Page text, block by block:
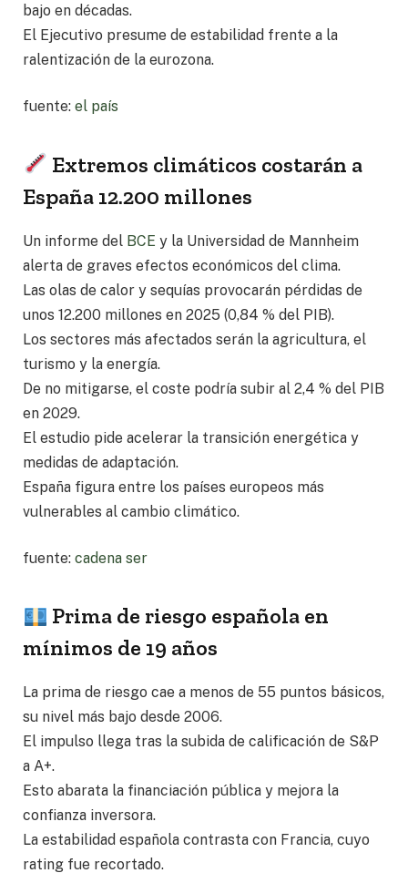
bajo en décadas.
El Ejecutivo presume de estabilidad frente a la
ralentización de la eurozona.
fuente: el país
Extremos climáticos costarán a
España 12.200 millones
Un informe del BCE y la Universidad de Mannheim
alerta de graves efectos económicos del clima.
Las olas de calor y sequías provocarán pérdidas de
unos 12.200 millones en 2025 (0,84 % del PIB).
Los sectores más afectados serán la agricultura, el
turismo y la energía.
De no mitigarse, el coste podría subir al 2,4 % del PIB
en 2029.
El estudio pide acelerar la transición energética y
medidas de adaptación.
España figura entre los países europeos más
vulnerables al cambio climático.
fuente: cadena ser
Prima de riesgo española en
mínimos de 19 años
La prima de riesgo cae a menos de 55 puntos básicos,
su nivel más bajo desde 2006.
El impulso llega tras la subida de calificación de S&P
a A+.
Esto abarata la financiación pública y mejora la
confianza inversora.
La estabilidad española contrasta con Francia, cuyo
rating fue recortado.